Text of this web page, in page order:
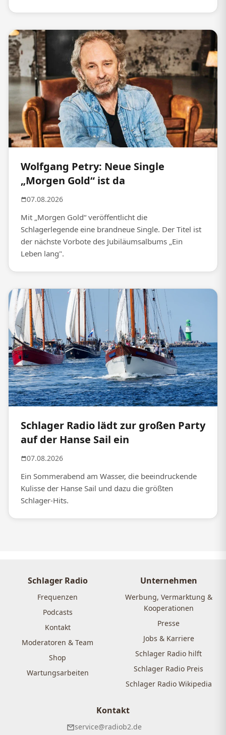
Wolfgang Petry: Neue Single
„Morgen Gold“ ist da
07.08.2026
Mit „Morgen Gold“ veröffentlicht die
Schlagerlegende eine brandneue Single. Der Titel ist
der nächste Vorbote des Jubiläumsalbums „Ein
Leben lang".
Schlager Radio lädt zur großen Party
auf der Hanse Sail ein
07.08.2026
Ein Sommerabend am Wasser, die beeindruckende
Kulisse der Hanse Sail und dazu die größten
Schlager-Hits.
Schlager Radio
Frequenzen
Podcasts
Kontakt
Moderatoren & Team
Shop
Wartungsarbeiten
Unternehmen
Werbung, Vermarktung &
Kooperationen
Presse
Jobs & Karriere
Schlager Radio hilft
Schlager Radio Preis
Schlager Radio Wikipedia
Kontakt
service@radiob2.de